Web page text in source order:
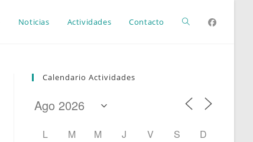
Noticias Actividades Contacto Alternar
de
Calendario Actividades
L M M J V S
D